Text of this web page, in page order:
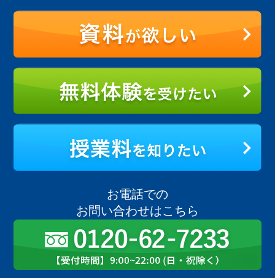
お電話での
お問い合わせはこちら